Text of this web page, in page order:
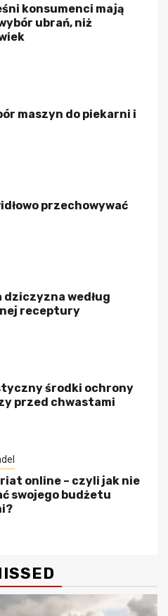
konsumenci mają
ubrań, niż
maszyn do piekarni i
przechowywać
dziczyzna według
receptury
środki ochrony
przed chwastami
online – czyli jak nie
swojego budżetu